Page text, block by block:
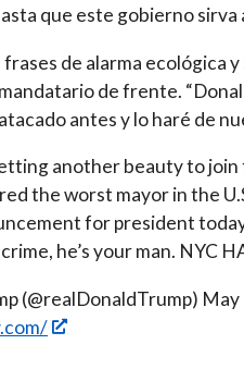
que este gobierno sirva
de alarma ecológica
de frente.
antes y lo haré de
another beauty to join
the worst mayor in the
for president
he’s your man. NYC
(@realDonaldTrump) May